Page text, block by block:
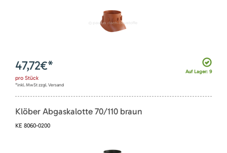
Auf Lager: 9
47,72€*
pro Stück
*inkl. MwSt zzgl. Versand
Klöber Abgaskalotte 70/110 braun
KE 8060-0200